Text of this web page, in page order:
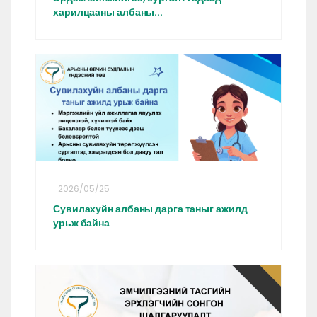
харилцааны албаны...
2026/05/25
Сувилахуйн албаны дарга таныг ажилд
урьж байна